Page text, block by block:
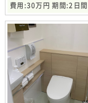
費用:30万円 期間:2日間